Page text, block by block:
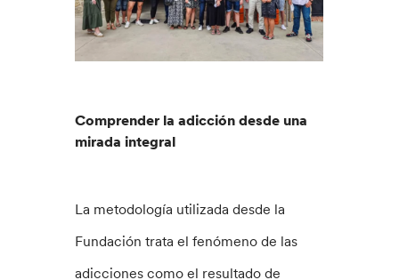
Comprender la adicción desde una
mirada integral
La metodología utilizada desde la
Fundación trata el fenómeno de las
adicciones como el resultado de